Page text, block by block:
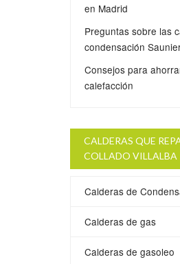
en Madrid
Preguntas sobre las
condensación
Consejos para
calefacción
CALDERAS QUE
COLLADO VILLALBA
Calderas de
Calderas de gas
Calderas de gasoleo